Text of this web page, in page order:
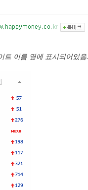
트 이름 옆에 표시되어있음.